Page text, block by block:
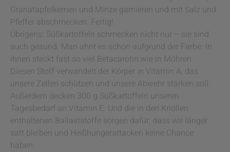
Granatapfelkernen und Minze garnieren und mit Salz und
Pfeffer abschmecken. Fertig!
Übrigens: Süßkartoffeln schmecken nicht nur – sie sind
auch gesund. Man ahnt es schon aufgrund der Farbe: In
ihnen steckt fast so viel Betacarotin wie in Möhren.
Diesen Stoff verwandelt der Körper in Vitamin A, das
unsere Zellen schützen und unsere Abwehr stärken soll.
Außerdem decken 300 g Süßkartoffeln unseren
Tagesbedarf an Vitamin E. Und die in den Knollen
enthaltenen Ballaststoffe sorgen dafür, dass wir länger
satt bleiben und Heißhungerattacken keine Chance
haben.